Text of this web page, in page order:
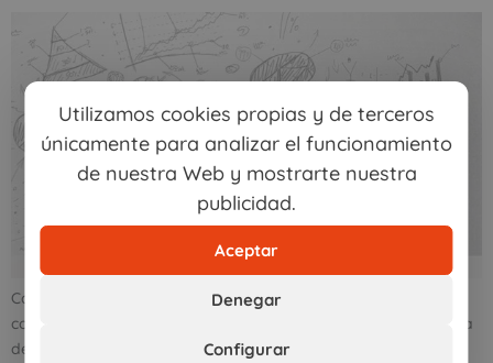
Utilizamos cookies propias y de terceros
únicamente para analizar el funcionamiento
de nuestra Web y mostrarte nuestra
publicidad.
Aceptar
Denegar
Configurar
Cada figura comercial tiene sus ventajas y sus desventajas,
conocerlas a fondo resulta clave para decidir la forma jurídica
de nuestro negocio y elegir entre ser autónomo o montar una